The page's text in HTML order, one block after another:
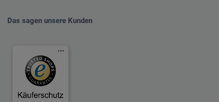
Das sagen unsere Kunden